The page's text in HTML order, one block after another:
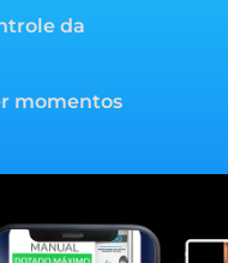
da
momentos